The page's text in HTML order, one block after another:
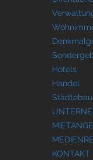
Hotels
Handel
Städtebau
KONTAKT